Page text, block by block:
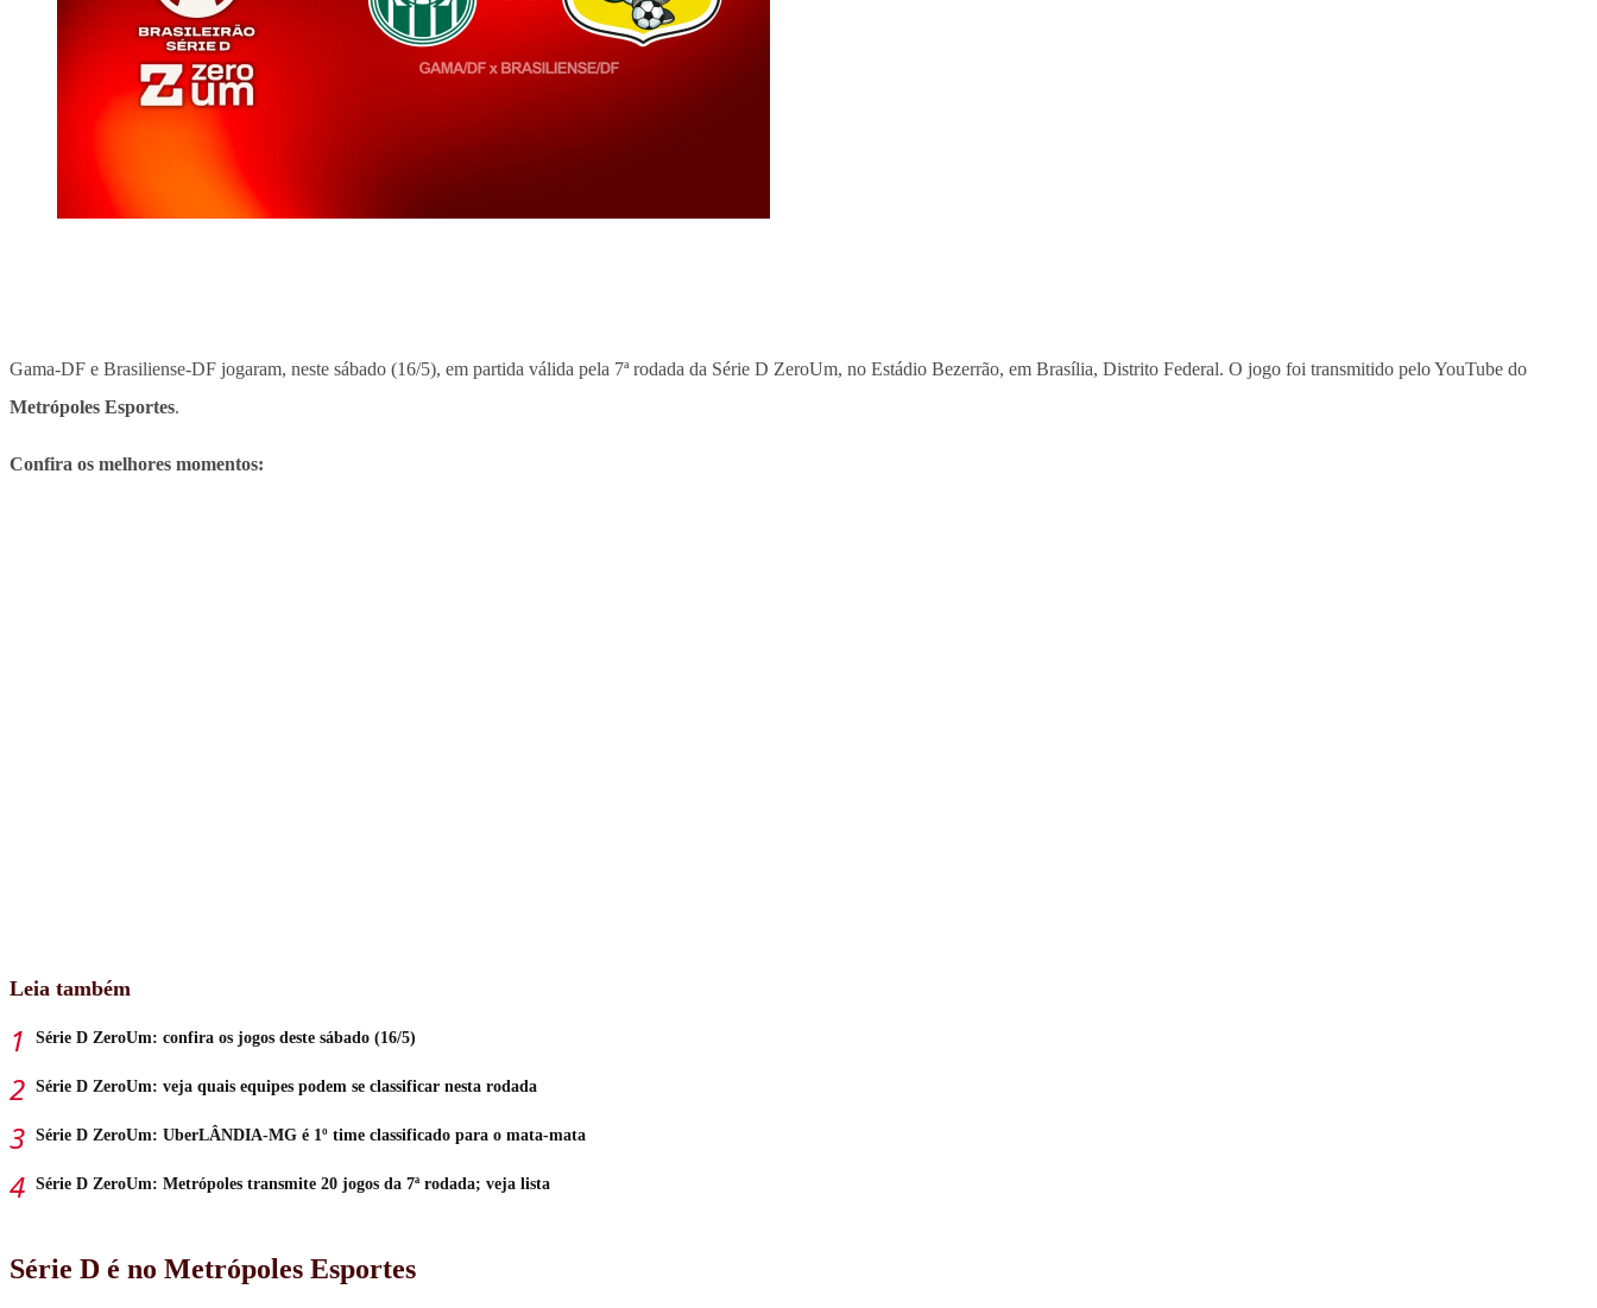
Gama-DF e Brasiliense-DF jogaram, neste sábado (16/5), em partida válida pela 7ª rodada da Série D ZeroUm, no Estádio Bezerrão, em Brasília, Distrito Federal. O jogo foi transmitido pelo YouTube do
Metrópoles Esportes.
Confira os melhores momentos:
Leia também
Série D ZeroUm: confira os jogos deste sábado (16/5)
Série D ZeroUm: veja quais equipes podem se classificar nesta rodada
Série D ZeroUm: UberLÂNDIA-MG é 1º time classificado para o mata-mata
Série D ZeroUm: Metrópoles transmite 20 jogos da 7ª rodada; veja lista
Série D é no Metrópoles Esportes